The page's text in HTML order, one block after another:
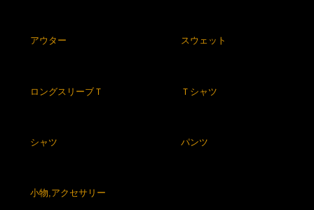
アウター スウェット
ロングスリーブＴ Ｔシャツ
シャツ パンツ
小物,アクセサリー